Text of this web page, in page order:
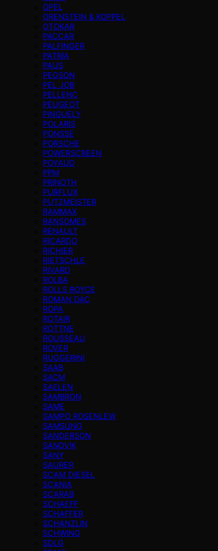
OPEL
ORENSTEIN & KOPPEL
OTOKAR
PACCAR
PALFINGER
PATRIA
PAUS
PEGSON
PEL JOB
PELLENC
PEUGEOT
PINGUELY
POLARIS
PONSSE
PORSCHE
POWERSCREEN
POYAUD
PPM
PRINOTH
PURFLUX
PUTZMEISTER
RAMMAX
RANSOMES
RENAULT
RICARDO
RICHIER
RIETSCHLE
RIVARD
ROLBA
ROLLS ROYCE
ROMAN DAC
ROPA
ROTAIR
ROTTNE
ROUSSEAU
ROVER
RUGGERINI
SAAB
SACM
SAELEN
SAMBRON
SAME
SAMPO ROSENLEW
SAMSUNG
SANDERSON
SANDVIK
SANY
SAURER
SCAM DIESEL
SCANIA
SCARAB
SCHAEFF
SCHAFFER
SCHANZLIN
SCHWING
SDLG